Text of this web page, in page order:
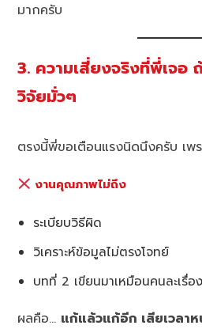
มากครับ
3. ความเสี่ยงจริงที่พี่เจอ
วิจัยมั่วๆ
ตรงนี้พี่ขอเตือนแรงนิดนึงครับ เพ
งานคุณภาพไม่ถึง
ระเบียบวิธีผิด
วิเคราะห์ข้อมูลไม่ตรงโจทย์
บทที่ 2 เขียนมาเหมือนคนละเรื่อง
ผลคือ… แก้แล้วแก้อีก เสียเวลา